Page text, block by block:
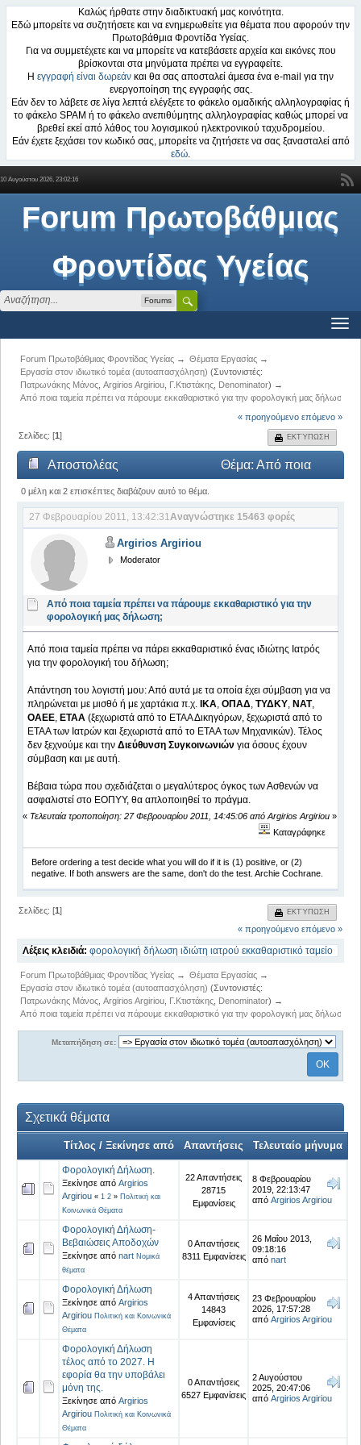
Καλώς ήρθατε στην διαδικτυακή μας κοινότητα.
Εδώ μπορείτε να συζητήσετε και να ενημερωθείτε για θέματα που αφορούν την
Πρωτοβάθμια Φροντίδα Υγείας.
Για να συμμετέχετε και να μπορείτε να κατεβάσετε αρχεία και εικόνες που
βρίσκονται στα μηνύματα πρέπει να εγγραφείτε.
Η εγγραφή είναι δωρεάν και θα σας αποσταλεί άμεσα ένα e-mail για την
ενεργοποίηση της εγγραφής σας.
Εάν δεν το λάβετε σε λίγα λεπτά ελέγξετε το φάκελο ομαδικής αλληλογραφίας ή
το φάκελο SPAM ή το φάκελο ανεπιθύμητης αλληλογραφίας καθώς μπορεί να
βρεθεί εκεί από λάθος του λογισμικού ηλεκτρονικού ταχυδρομείου.
Εάν έχετε ξεχάσει τον κωδικό σας, μπορείτε να ζητήσετε να σας ξανασταλεί από
εδώ.
10 Αυγούστου 2026, 23:02:16
Forum Πρωτοβάθμιας
Φροντίδας Υγείας
Forums
Forum Πρωτοβάθμιας Φροντίδας Υγείας→ Θέματα Εργασίας →
Εργασία στον ιδιωτικό τομέα (αυτοαπασχόληση) (Συντονιστές:
Πατρωνάκης Μάνος, Argirios Argiriou, Γ.Κτιστάκης, Denominator) →
Από ποια ταμεία πρέπει να πάρουμε εκκαθαριστικό για την φορολογική μας δήλωση;
« προηγούμενο επόμενο »
ΕΚΤΎΠΩΣΗ
Σελίδες: [1]
Αποστολέας
Θέμα: Από ποια
ταμεία πρέπει να πάρουμε εκκαθαριστικό για την
φορολογική μας δήλωση; (Αναγνώστηκε 15463
φορές)
0 μέλη και 2 επισκέπτες διαβάζουν αυτό το θέμα.
27 Φεβρουαρίου 2011, 13:42:31Αναγνώστηκε 15463 φορές
Argirios Argiriou
Moderator
Από ποια ταμεία πρέπει να πάρουμε εκκαθαριστικό για την
φορολογική μας δήλωση;
Από ποια ταμεία πρέπει να πάρει εκκαθαριστικό ένας ιδιώτης Ιατρός
για την φορολογική του δήλωση;
Απάντηση του λογιστή μου: Από αυτά με τα οποία έχει σύμβαση για να
πληρώνεται με μισθό ή με χαρτάκια π.χ.ΙΚΑ ,ΟΠΑΔ ,ΤΥΔΚΥ ,ΝΑΤ,
ΟΑΕΕ ,ΕΤΑΑ (ξεχωριστά από το ΕΤΑΑ Δικηγόρων, ξεχωριστά από το
ΕΤΑΑ των Ιατρών και ξεχωριστά από το ΕΤΑΑ των Μηχανικών). Τέλος
δεν ξεχνούμε και την Διεύθυνση Συγκοινωνιών για όσους έχουν
σύμβαση και με αυτή.
Βέβαια τώρα που σχεδιάζεται ο μεγαλύτερος όγκος των Ασθενών να
ασφαλιστεί στο ΕΟΠΥΥ, θα απλοποιηθεί το πράγμα.
« Τελευταία τροποποίηση: 27 Φεβρουαρίου 2011, 14:45:06 από Argirios Argiriou »
Καταγράφηκε
Before ordering a test decide what you will do if it is (1) positive, or (2)
negative. If both answers are the same, don't do the test. Archie Cochrane.
ΕΚΤΎΠΩΣΗ
Σελίδες: [1]
« προηγούμενο επόμενο »
Λέξεις κλειδιά: φορολογική δήλωση ιδιώτη ιατρού εκκαθαριστικό ταμείο
Forum Πρωτοβάθμιας Φροντίδας Υγείας→ Θέματα Εργασίας →
Εργασία στον ιδιωτικό τομέα (αυτοαπασχόληση) (Συντονιστές:
Πατρωνάκης Μάνος, Argirios Argiriou, Γ.Κτιστάκης, Denominator) →
Από ποια ταμεία πρέπει να πάρουμε εκκαθαριστικό για την φορολογική μας δήλωση;
Μεταπήδηση σε:
Σχετικά θέματα
Τίτλος / Ξεκίνησε από Απαντήσεις Τελευταίο μήνυμα
Φορολογική Δήλωση.
Ξεκίνησε από Argirios
Argiriou « 1 2 » Πολιτική και
Κοινωνικά Θέματα
22 Απαντήσεις
28715
Εμφανίσεις
8 Φεβρουαρίου
2019, 22:13:47
από Argirios Argiriou
Φορολογική Δήλωση-
Βεβαιώσεις Αποδοχών
Ξεκίνησε από nart Νομικά
θέματα
0 Απαντήσεις
8311 Εμφανίσεις
26 Μαΐου 2013,
09:18:16
από nart
Φορολογική Δήλωση
Ξεκίνησε από Argirios
Argiriou Πολιτική και Κοινωνικά
Θέματα
4 Απαντήσεις
14843
Εμφανίσεις
23 Φεβρουαρίου
2026, 17:57:28
από Argirios Argiriou
Φορολογική Δήλωση
τέλος από το 2027. Η
εφορία θα την υποβάλει
μόνη της.
Ξεκίνησε από Argirios
Argiriou Πολιτική και Κοινωνικά
Θέματα
0 Απαντήσεις
6527 Εμφανίσεις
2 Αυγούστου
2025, 20:47:06
από Argirios Argiriou